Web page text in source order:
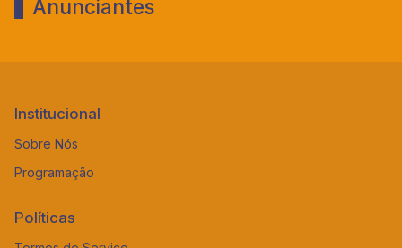
Anunciantes
Institucional
Sobre Nós
Programação
Políticas